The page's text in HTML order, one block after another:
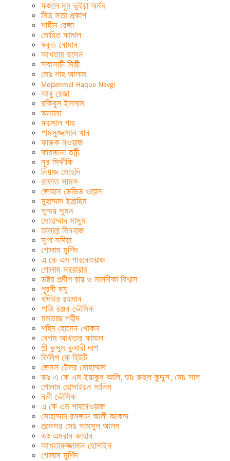
ফজলে নূর ভুইয়া অর্নব
মিত্র সত্য প্রকাশ
শাহীন রেজা
মোহিত কামাল
স্বকৃত নোমান
আখতার হুসেন
সব্যসাচী মিস্ত্রী
মোঃ শাহ আলাম
Mojammel Haque Nevgi
আবু রেজা
রকিবুল ইসলাম
অন্যান্য
ফয়সাল শাহ
শামসুজ্জামান খান
ফারুক নওয়াজ
ফারজানা তন্নী
নূর সিদ্দীকি
নিয়াজ মেহেদি
রাফাত সামস
জোহান ডেভিড ওয়েস
মুহাম্মাদ ইব্রাহিম
সুস্ময় সুমন
মোহাম্মাদ মাসুম
তামান্না মিনহাজ
সুপা সদিয়া
গোলাম মুর্শিদ
এ কে এম শাহনেওয়াজ
গোলাম সারোয়ার
ডক্টর প্রদীপ রায় ও মালবিকা বিশ্বাস
পূরবী বসু
বদিউর রহমান
শান্তি রঞ্জন ভৌমিক
মমতাজ শহীদ
শহিদ হোসেন খোকন
বেগম আখতার কামাল
শ্রী কুসুম কুমারী দাশ
ফিলিপ কে হিটটি
জেমস টেলর মোহাম্মাদ
ডাঃ এ কে এম ইয়াকুব আলি, ডাঃ রুহুল কুদ্দুস, মোঃ সাল
গোলাম হোসাইয়ন সালিম
ননী ভৌমিক
এ কে এম শাহনেওয়াজ
মোহাম্মাদ রমজান আলী আকন্দ
প্রফেসর মোঃ সামসুল আলম
ডাঃ এমরান জাহান
আখতারুজ্জামান হোসাইন
গোলাম মুর্শিদ